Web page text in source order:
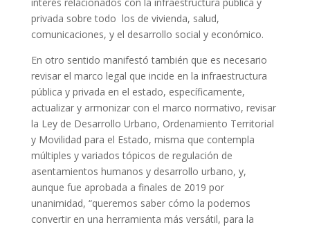
interés relacionados con la infraestructura pública y
privada sobre todo los de vivienda, salud,
comunicaciones, y el desarrollo social y económico.
En otro sentido manifestó también que es necesario
revisar el marco legal que incide en la infraestructura
pública y privada en el estado, específicamente,
actualizar y armonizar con el marco normativo, revisar
la Ley de Desarrollo Urbano, Ordenamiento Territorial
y Movilidad para el Estado, misma que contempla
múltiples y variados tópicos de regulación de
asentamientos humanos y desarrollo urbano, y,
aunque fue aprobada a finales de 2019 por
unanimidad, “queremos saber cómo la podemos
convertir en una herramienta más versátil, para la